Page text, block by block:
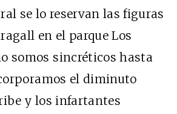
se lo reservan las figuras
en el parque Los
somos sincréticos hasta
el diminuto
y los infartantes